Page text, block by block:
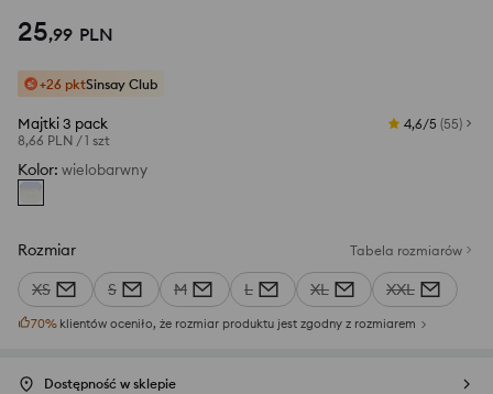
25,99 PLN
+26 pktSinsay Club
Majtki 3 pack
8,66 PLN /1 szt
4,6/5 (55)
Kolor: wielobarwny
Rozmiar Tabela rozmiarów
XS S M L XL XXL
70% klientów oceniło, że rozmiar produktu jest zgodny z rozmiarem
Dostępność w sklepie